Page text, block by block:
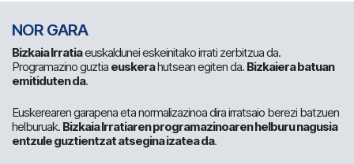
NOR GARA
Bizkaia Irratiaeuskaldunei eskeinitako irrati zerbitzua da.
Programazino guztia euskerahutsean egiten da. Bizkaiera batuan
emitiduten da.
Euskerearen garapena eta normalizazinoa dira irratsaio berezi batzuen
helburuak. Bizkaia Irratiaren programazinoaren helburu nagusia
entzule guztientzat atsegina izatea da.